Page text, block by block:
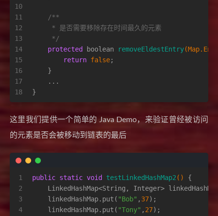
10
11
12
13
14
15
16
17
18
/**
     * 是否需要移除存在时间最久的元素
     */
protected
boolean removeEldestEntry
return false;
    }
    ...
}
这里我们提供一个简单的 Java Demo，来验证曾经被访问
的元素是否会被移动到链表的最后
1
2
3
4
public static void testLinkedHashMap2 ()
{
LinkedHashMap<String, Integer>
    linkedHashMap.put(
"Bob" , 37);
    linkedHashMap.put(
"Tony" , 27);